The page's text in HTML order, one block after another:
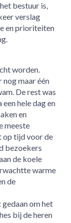
bestuur is,
verslag
en prioriteiten
worden.
nog maar één
De rest was
hele dag en
en
meeste
op tijd voor de
bezoekers
de koele
warme
de
om het
bij de heren